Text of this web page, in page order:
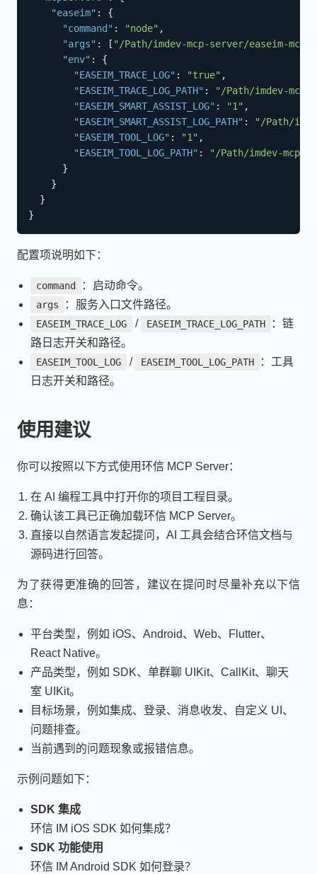
"easeim" :
{
"command" : "node" ,
"args" : [ "/Path/imdev-mcp-server/easeim-
"env" :
{
"EASEIM_TRACE_LOG" : "true" ,
"EASEIM_TRACE_LOG_PATH" :
"/Path/imdev-mcp-
"EASEIM_SMART_ASSIST_LOG" : "1" ,
"EASEIM_SMART_ASSIST_LOG_PATH" :
"/Path/
"EASEIM_TOOL_LOG" : "1" ,
"EASEIM_TOOL_LOG_PATH" :
"/Path/imdev-mcp-
}
}
}
}
配置项说明如下：
command ：启动命令。
args ：服务入口文件路径。
EASEIM_TRACE_LOG / EASEIM_TRACE_LOG_PATH
：链
路日志开关和路径。
EASEIM_TOOL_LOG / EASEIM_TOOL_LOG_PATH
：工具
日志开关和路径。
使用建议
你可以按照以下方式使用环信 MCP Server：
在 AI 编程工具中打开你的项目工程目录。
确认该工具已正确加载环信 MCP Server。
直接以自然语言发起提问，AI 工具会结合环信文档与
源码进行回答。
为了获得更准确的回答，建议在提问时尽量补充以下信
息：
平台类型，例如 iOS、Android、Web、Flutter、
React Native。
产品类型，例如 SDK、单群聊 UIKit、CallKit、聊天
室 UIKit。
目标场景，例如集成、登录、消息收发、自定义 UI、
问题排查。
当前遇到的问题现象或报错信息。
示例问题如下：
SDK 集成
环信 IM iOS SDK 如何集成？
SDK 功能使用
环信 IM Android SDK 如何登录？